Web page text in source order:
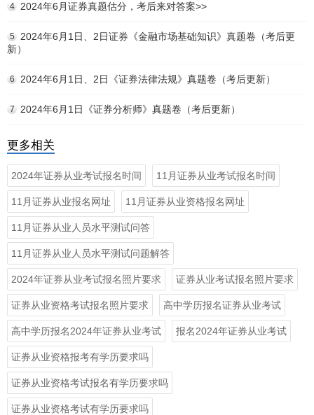
4 2024年6月证券真题估分，考后来对答案>>
5
2024年6月1日、2日证券《金融市场基础知识》真题卷（考后更
新）
6 2024年6月1日、2日《证券法律法规》真题卷（考后更新）
7 2024年6月1日《证券分析师》真题卷（考后更新）
更多相关
2024年证券从业考试报名时间 11月证券从业考试报名时间
11月证券从业报名网址 11月证券从业资格报名网址
11月证券从业人员水平测试问答
11月证券从业人员水平测试问题解答
2024年证券从业考试报名照片要求 证券从业考试报名照片要求
证券从业资格考试报名照片要求 高中学历报名证券从业考试
高中学历报名2024年证券从业考试 报名2024年证券从业考试
证券从业资格报考有学历要求吗
证券从业资格考试报名有学历要求吗
证券从业资格考试有学历要求吗